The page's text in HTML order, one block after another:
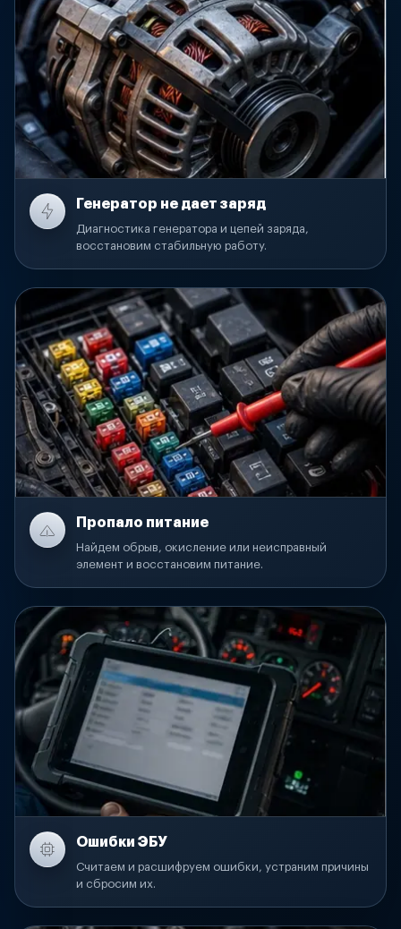
Генератор не дает заряд
Диагностика генератора и цепей заряда,
восстановим стабильную работу.
Пропало питание
Найдем обрыв, окисление или неисправный
элемент и восстановим питание.
Ошибки ЭБУ
Считаем и расшифруем ошибки, устраним причины
и сбросим их.